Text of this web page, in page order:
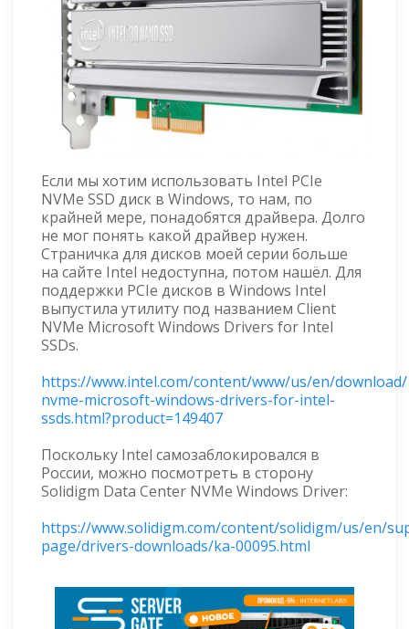
Если мы хотим использовать Intel PCIe
NVMe SSD диск в Windows, то нам, по
крайней мере, понадобятся драйвера. Долго
не мог понять какой драйвер нужен.
Страничка для дисков моей серии больше
на сайте Intel недоступна, потом нашёл. Для
поддержки PCIe дисков в Windows Intel
выпустила утилиту под названием Client
NVMe Microsoft Windows Drivers for Intel
SSDs.
https://www.intel.com/content/www/us/en/
nvme-microsoft-windows-drivers-for-intel-
ssds.html?product=149407
Поскольку Intel самозаблокировался в
России, можно посмотреть в сторону
Solidigm Data Center NVMe Windows Driver:
https://www.solidigm.com/content/solidigm/us/en/
page/drivers-downloads/ka-00095.html